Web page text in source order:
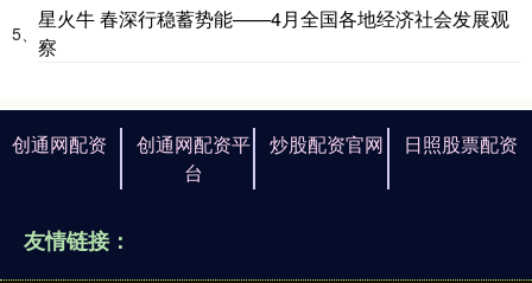
5、
星火牛 春深行稳蓄势能——4月全国各地经济社会发展观
察
创通网配资
创通网配资平
台
炒股配资官网 日照股票配资
友情链接：